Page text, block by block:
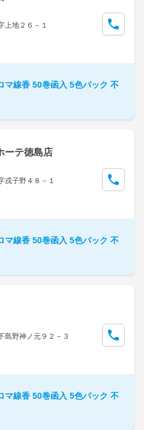
上地２６－１
マ線香 50巻函入 5色パック 不
ーテ徳島店
戎子野４８－１
マ線香 50巻函入 5色パック 不
島野神ノ元９２－３
マ線香 50巻函入 5色パック 不